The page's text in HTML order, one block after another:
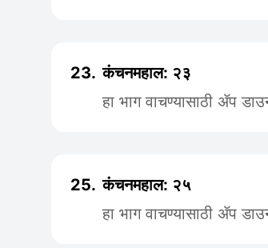
23. कंचनमहाल: २३
हा भाग वाचण्यासाठी ॲप
25. कंचनमहाल: २५
हा भाग वाचण्यासाठी ॲप